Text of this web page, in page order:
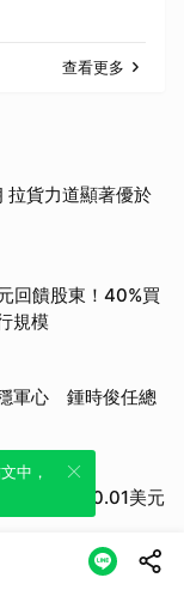
查看更多
拉貨力道顯著優於
回饋股東！40%買
規模
軍心 鍾時俊任總
17%，報0.01美元
中，